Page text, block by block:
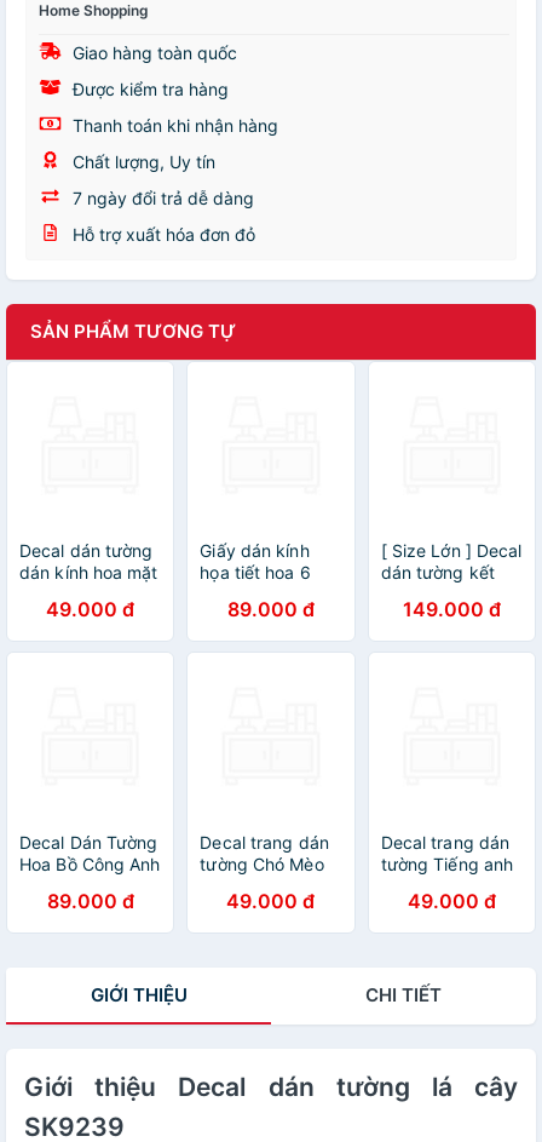
Home Shopping
Giao hàng toàn quốc
Được kiểm tra hàng
Thanh toán khi nhận hàng
Chất lượng, Uy tín
7 ngày đổi trả dễ dàng
Hỗ trợ xuất hóa đơn đỏ
SẢN PHẨM TƯƠNG TỰ
Decal dán tường
dán kính hoa mặt
SK7189ds
49.000 đ
Giấy dán kính
họa tiết hoa 6
89.000 đ
[ Size Lớn ] Decal
dán tường kết
Sổ - Chân Tường
Hoa AM9104-
AY701-AY823
149.000 đ
Decal Dán Tường
Hoa Bồ Công Anh
89.000 đ
Decal trang dán
tường Chó Mèo
XH9314
49.000 đ
Decal trang dán
tường Tiếng anh
tiện giao thông
HM92024
49.000 đ
GIỚI THIỆU CHI TIẾT
Giới thiệu Decal dán tường lá cây
SK9239